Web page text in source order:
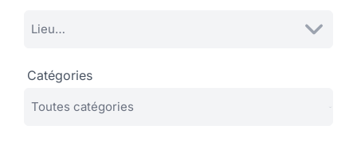
Catégories